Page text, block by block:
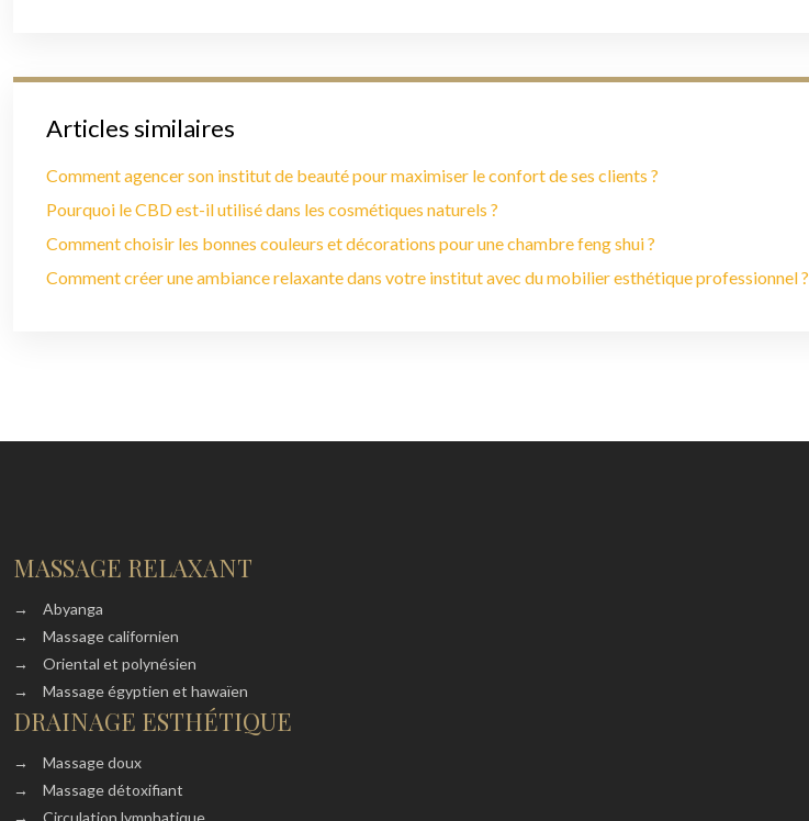
Articles similaires
Comment agencer son institut de beauté pour maximiser le confort de ses clients ?
Pourquoi le CBD est-il utilisé dans les cosmétiques naturels ?
Comment choisir les bonnes couleurs et décorations pour une chambre feng shui ?
Comment créer une ambiance relaxante dans votre institut avec du mobilier esthétique professionnel ?
MASSAGE RELAXANT
→
Abyanga
→
Massage californien
→
Oriental et polynésien
→
Massage égyptien et hawaïen
DRAINAGE ESTHÉTIQUE
→
Massage doux
→
Massage détoxifiant
→
Circulation lymphatique